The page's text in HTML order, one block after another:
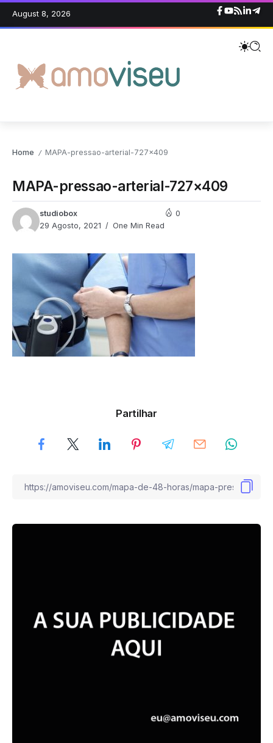
August 8, 2026
Home / MAPA-pressao-arterial-727×409
MAPA-pressao-arterial-727×409
studiobox
29 Agosto, 2021
One Min Read
0
Partilhar